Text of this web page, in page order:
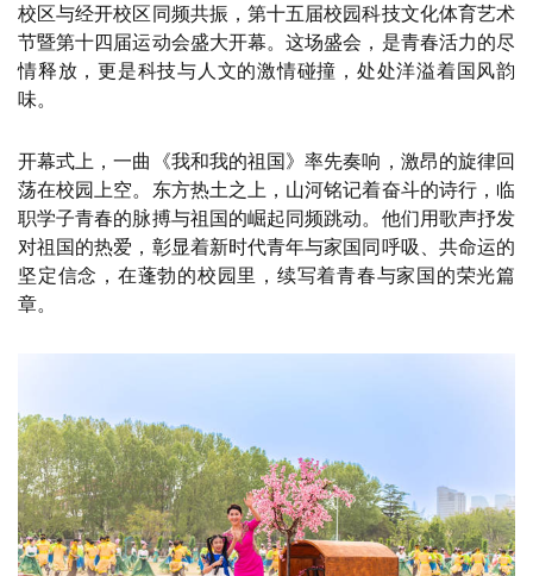
校区与经开校区同频共振，第十五届校园科技文化体育艺术
节暨第十四届运动会盛大开幕。这场盛会，是青春活力的尽
情释放，更是科技与人文的激情碰撞，处处洋溢着国风韵
味。
开幕式上，一曲《我和我的祖国》率先奏响，激昂的旋律回
荡在校园上空。东方热土之上，山河铭记着奋斗的诗行，临
职学子青春的脉搏与祖国的崛起同频跳动。他们用歌声抒发
对祖国的热爱，彰显着新时代青年与家国同呼吸、共命运的
坚定信念，在蓬勃的校园里，续写着青春与家国的荣光篇
章。